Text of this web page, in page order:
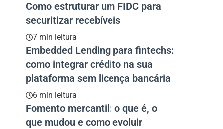
Como estruturar um FIDC para
securitizar recebíveis
7 min leitura
Embedded Lending para fintechs:
como integrar crédito na sua
plataforma sem licença bancária
6 min leitura
Fomento mercantil: o que é, o
que mudou e como evoluir